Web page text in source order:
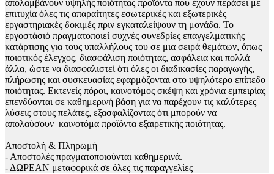
απολαμβάνουν υψηλής ποιότητας προϊόντα που έχουν περάσει με
επιτυχία όλες τις απαραίτητες εσωτερικές και εξωτερικές
εργαστηριακές δοκιμές πριν εγκαταλείψουν τη μονάδα. Το
εργοστάσιό πραγματοποιεί συχνές συνεδρίες επαγγελματικής
κατάρτισης για τους υπαλλήλους του σε μια σειρά θεμάτων, όπως
ποιοτικός έλεγχος, διασφάλιση ποιότητας, ασφάλεια και πολλά
άλλα, ώστε να διασφαλιστεί ότι όλες οι διαδικασίες παραγωγής,
πλήρωσης και συσκευασίας εφαρμόζονται στο υψηλότερο επίπεδο
ποιότητας. Εκτενείς πόροι, καινοτόμος σκέψη και χρόνια εμπειρίας
επενδύονται σε καθημερινή βάση για να παρέχουν τις καλύτερες
λύσεις στους πελάτες, εξασφαλίζοντας ότι μπορούν να
απολαύσουν καινοτόμα προϊόντα εξαιρετικής ποιότητας.
Αποστολή & Πληρωμή
- Αποστολές πραγματοποιούνται καθημερινά.
- ΔΩΡΕΑΝ μεταφορικά σε όλες τις παραγγελίες